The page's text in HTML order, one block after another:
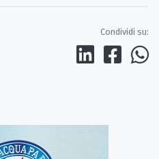
Condividi su: